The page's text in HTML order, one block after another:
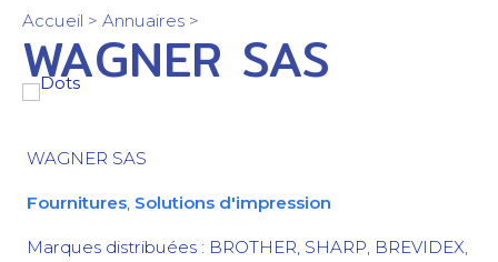
Accueil > Annuaires >
WAGNER SAS
WAGNER SAS
Fournitures, Solutions d'impression
Marques distribuées : BROTHER, SHARP, BREVIDEX,